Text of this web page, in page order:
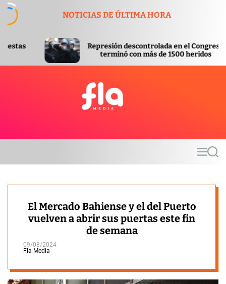
t
NOTICIAS DE ÚLTIMA HORA
Represión descontrolada en el Congreso
terminó con más de 1500 heridos
a
MS
El Mercado Bahiense y el del Puerto
vuelven a abrir sus puertas este fin
de semana
09/08/2024
Fla Media